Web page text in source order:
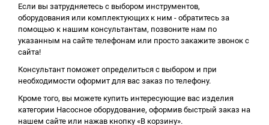
Если вы затрудняетесь с выбором инструментов,
оборудования или комплектующих к ним - обратитесь за
помощью к нашим консультантам, позвоните нам по
указанным на сайте телефонам или просто закажите звонок с
сайта!
Консультант поможет определиться с выбором и при
необходимости оформит для вас заказ по телефону.
Кроме того, вы можете купить интересующие вас изделия
категории Насосное оборудование, оформив быстрый заказ на
нашем сайте или нажав кнопку «В корзину».